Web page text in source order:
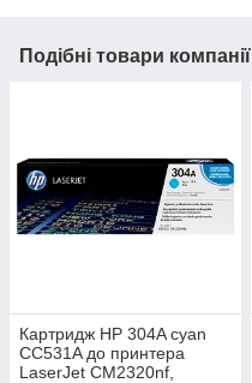
Подібні товари компанії
Картридж HP 304A cyan
CC531A до принтера
LaserJet CM2320nf,